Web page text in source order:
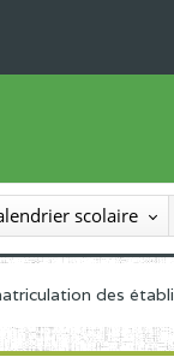
scolaire
des